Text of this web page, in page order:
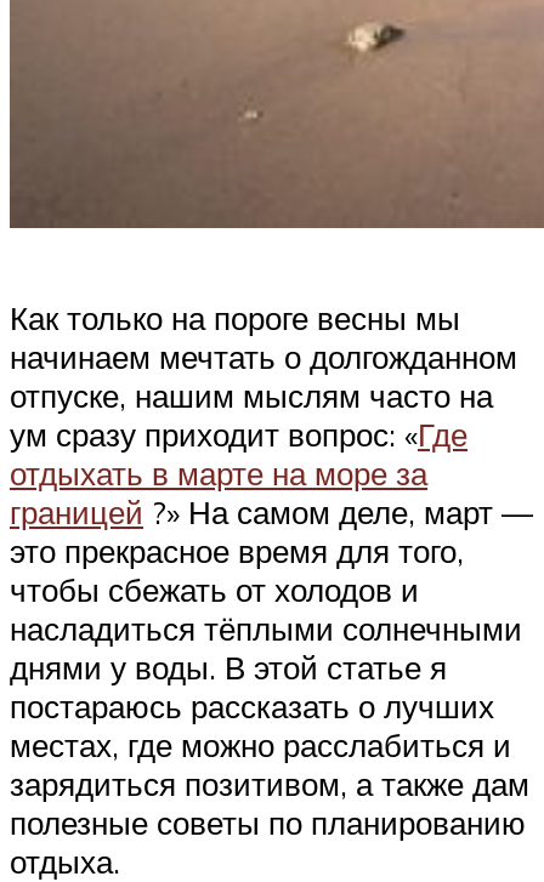
Как только на пороге весны мы
начинаем мечтать о долгожданном
отпуске, нашим мыслям часто на
ум сразу приходит вопрос: «Где
отдыхать в марте на море за
границей ?» На самом деле, март —
это прекрасное время для того,
чтобы сбежать от холодов и
насладиться тёплыми солнечными
днями у воды. В этой статье я
постараюсь рассказать о лучших
местах, где можно расслабиться и
зарядиться позитивом, а также дам
полезные советы по планированию
отдыха.